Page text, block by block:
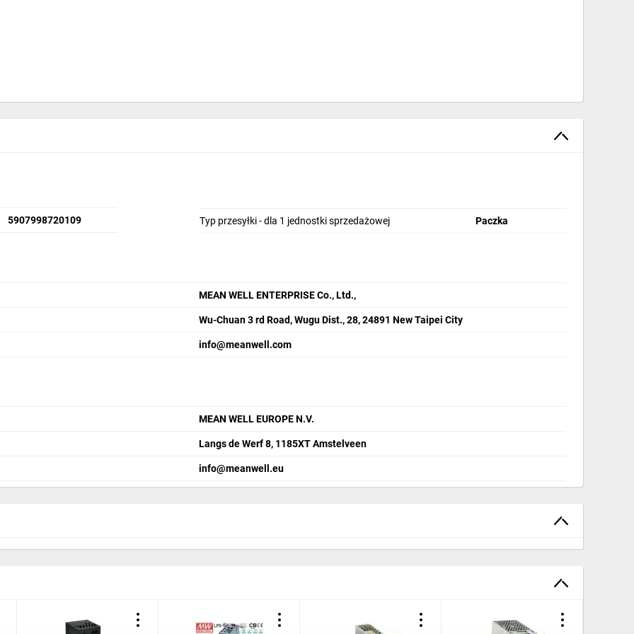
5907998720109 Typ przesyłki - dla 1 jednostki sprzedażowej Paczka
MEAN WELL ENTERPRISE Co., Ltd.,
Wu-Chuan 3 rd Road, Wugu Dist., 28, 24891 New Taipei City
info@meanwell.com
MEAN WELL EUROPE N.V.
Langs de Werf 8, 1185XT Amstelveen
info@meanwell.eu